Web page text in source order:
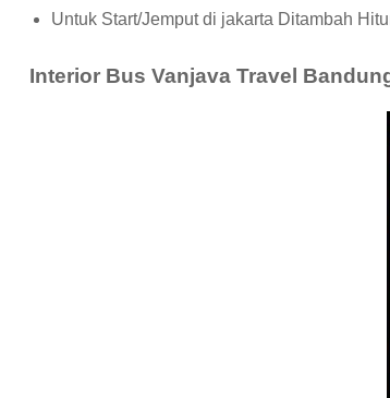
Untuk Start/Jemput di jakarta Ditambah
Interior Bus Vanjava Travel